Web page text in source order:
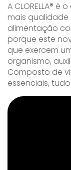
A CLORELLA®
mais
alimentação
porque este
que exercem
organismo,
Composto de
essenciais,